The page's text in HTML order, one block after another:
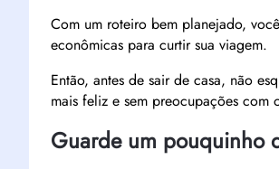
Com um roteiro bem planejado,
econômicas para curtir sua viagem.
Então, antes de sair de casa, não
mais feliz e sem preocupações com
Guarde um pouquinho